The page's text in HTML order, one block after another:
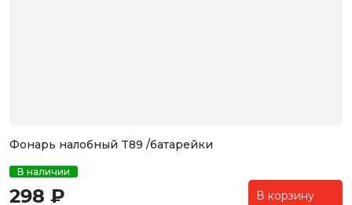
Фонарь налобный T89 /батарейки
В наличии
298 ₽ В корзину